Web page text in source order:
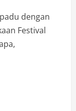
dengan
Festival